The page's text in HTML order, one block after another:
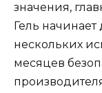
значения,
Гель
нескольких
месяцев